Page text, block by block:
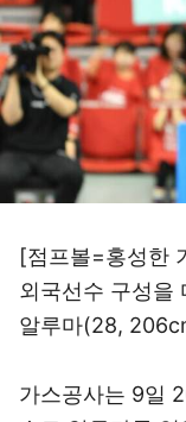
[점프볼=홍성한
외국선수 구성을
알루마(28,
가스공사는 9일